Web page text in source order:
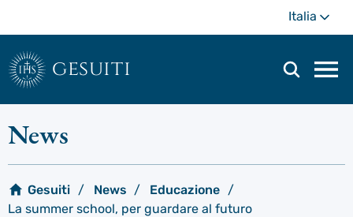
contenuto
principale
Italia
gesuiti
di
News
Gesuiti News
Educazione
La summer school, per guardare al futuro